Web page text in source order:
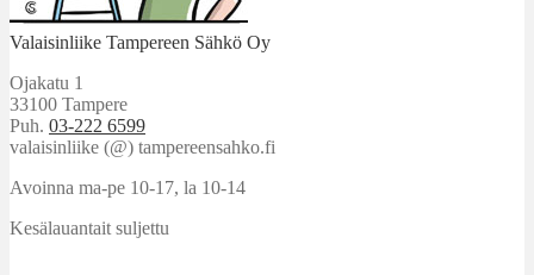
Valaisinliike Tampereen Sähkö Oy
Ojakatu 1
33100 Tampere
Puh. 03-222 6599
valaisinliike (@) tampereensahko.fi
Avoinna ma-pe 10-17, la 10-14
Kesälauantait suljettu